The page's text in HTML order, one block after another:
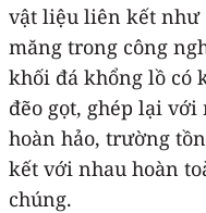
vật liệu liên kết như
măng trong công
khối đá khổng lồ có
đẽo gọt, ghép lại với
hoàn hảo, trường
kết với nhau hoàn
chúng.